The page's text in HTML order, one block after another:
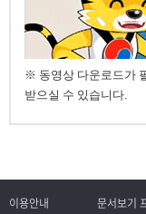
※ 동영상 다운로드가
받으실 수 있습니다.
이용안내 문서보기